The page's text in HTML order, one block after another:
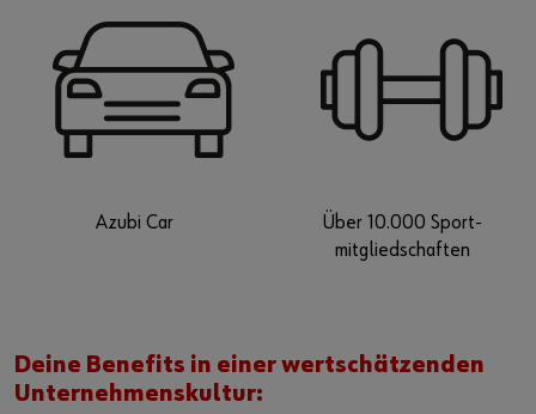
Azubi Car
Über 10.000 Sport-
mitgliedschaften
Deine Benefits in einer wertschätzenden
Unternehmenskultur: